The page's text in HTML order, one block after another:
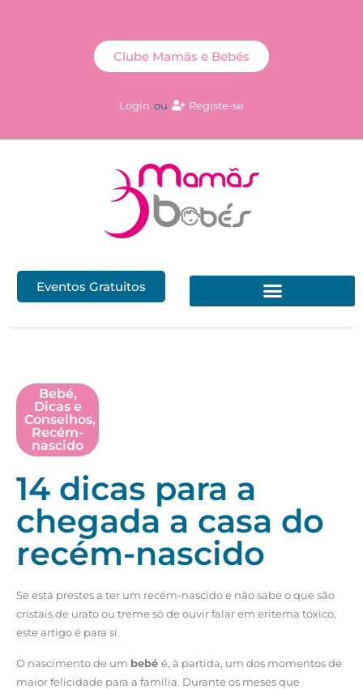
Login ou Registe-se
Clube Mamãs e Bebés
Eventos Gratuitos
Bebé,
Dicas e
Conselhos,
Recém-
nascido
14 dicas para a
chegada a casa do
recém-nascido
Se está prestes a ter um recém-nascido e não sabe o que são
cristais de urato ou treme só de ouvir falar em eritema tóxico,
este artigo é para si.
O nascimento de um bebé é, à partida, um dos momentos de
maior felicidade para a família. Durante os meses que